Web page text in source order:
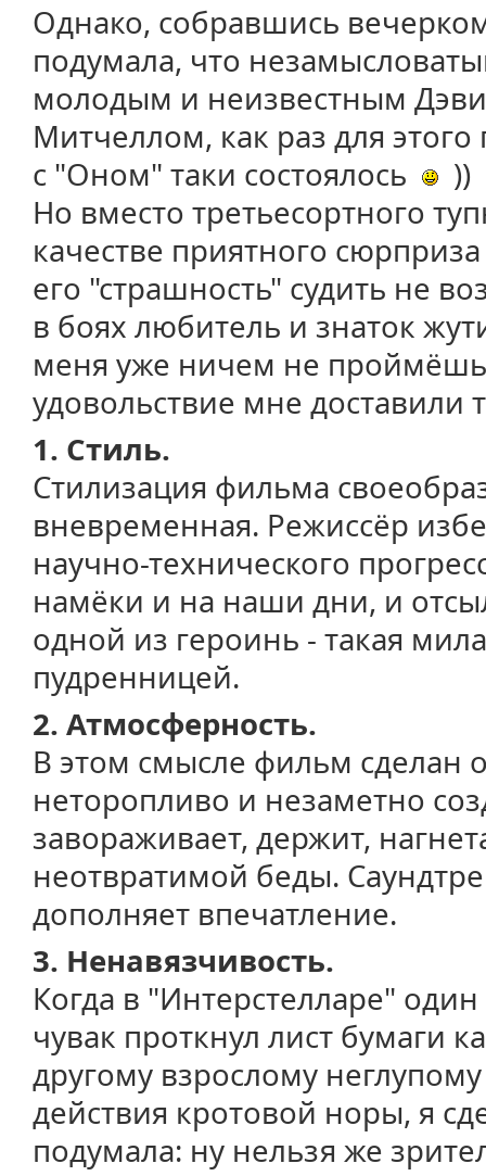
Однако, собравшись
подумала, что
молодым и неизвестным
Митчеллом, как раз для
с "Оном" таки состоялось
))
Но вместо третьесортного
качестве приятного
его "страшность" судить не
в боях любитель и знаток
меня уже ничем не
удовольствие мне доставили
1. Стиль.
Стилизация фильма
вневременная. Режиссёр
научно-технического
намёки и на наши дни, и
одной из героинь - такая
пудренницей.
2. Атмосферность.
В этом смысле фильм сделан
неторопливо и незаметно
завораживает, держит,
неотвратимой беды.
дополняет впечатление.
3. Ненавязчивость.
Когда в "Интерстелларе"
чувак проткнул лист бумаги
другому взрослому
действия кротовой норы, я
подумала: ну нельзя же